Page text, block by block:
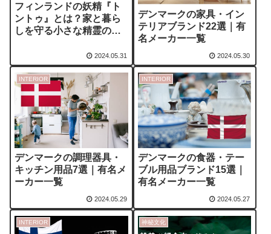
フィンランドの妖精『ト
ントゥ』とは？家と暮ら
しを守る小さな精霊の伝
2024.05.31
デンマークの家具・イン
テリアブランド22選｜有
名メーカー一覧
2024.05.30
INTERIOR
デンマークの調理器具・
キッチン用品7選｜有名メ
ーカー一覧
2024.05.29
INTERIOR
デンマークの食器・テー
ブル用品ブランド15選｜
有名メーカー一覧
2024.05.27
INTERIOR 神秘文化